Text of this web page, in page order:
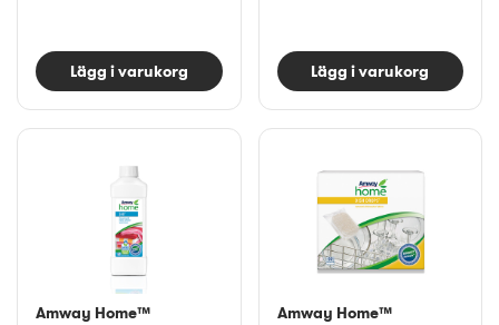
Lägg i varukorg Lägg i varukorg
Amway Home™ Amway Home™